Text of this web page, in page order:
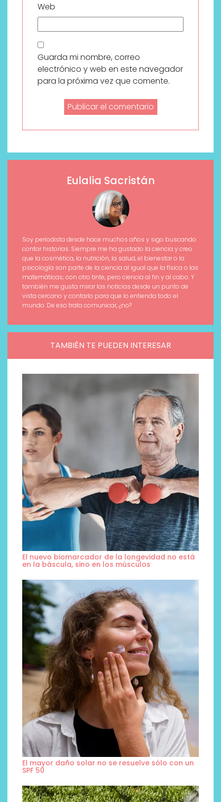
Web
Guarda mi nombre, correo
electrónico y web en este navegador
para la próxima vez que comente.
Eulalia Sacristán
Soy periodista desde hace muchos años y sigo buscando
contar historias. Siempre me ha gustado la ciencia y creo
que la cosmética, la nutrición, la salud, el bienestar o la
psicología son parte de la ciencia al igual que la física o las
matemáticas; con otro tinte, pero ciencia al fin y al cabo. Y
también me gusta mirar las noticias desde un punto de
vista cercano y contarlo para que lo entienda todo el
mundo. De eso trata comunicar, ¿no?
TAMBIÉN TE PUEDEN INTERESAR
El nuevo biomarcador de la longevidad no está
en la báscula, sino en los músculos
El mayor daño solar no se resuelve sólo con un
SPF 50